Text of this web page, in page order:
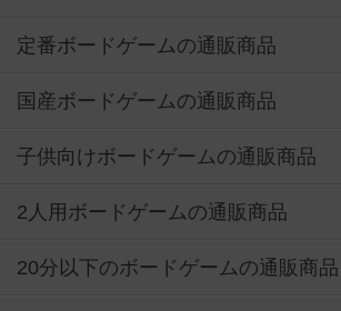
定番ボードゲームの通販商品
国産ボードゲームの通販商品
子供向けボードゲームの通販商品
2人用ボードゲームの通販商品
20分以下のボードゲームの通販商品